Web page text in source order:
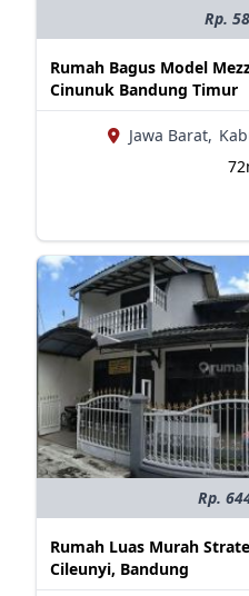
Rp.
Rumah Bagus Model
Cinunuk Bandung Timur
Jawa Barat,
Rp.
Rumah Luas Murah
Cileunyi, Bandung